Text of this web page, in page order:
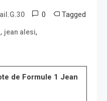
0 Tagged
, jean alesi,
de Formule 1 Jean